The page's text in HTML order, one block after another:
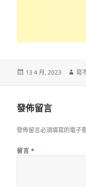
發
13 4 月, 2023
作
寫
發佈留言
發佈留言必須填寫的電子
留言 *